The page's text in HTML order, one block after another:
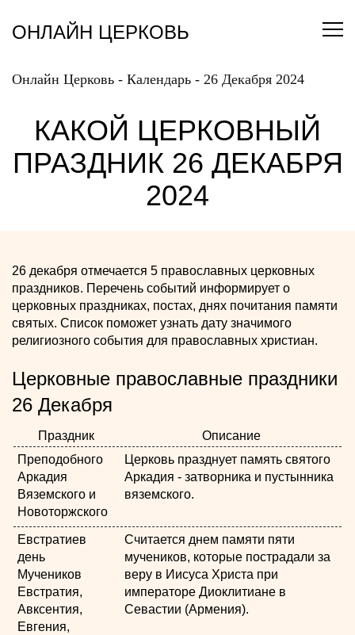
содержанию
ОНЛАЙН ЦЕРКОВЬ
Онлайн Церковь - Календарь - 26 Декабря 2024
КАКОЙ ЦЕРКОВНЫЙ
ПРАЗДНИК 26 ДЕКАБРЯ
2024
26 декабря отмечается 5 православных церковных
праздников. Перечень событий информирует о
церковных праздниках, постах, днях почитания памяти
святых. Список поможет узнать дату значимого
религиозного события для православных христиан.
Церковные православные праздники
26 Декабря
Праздник
Описание
Преподобного
Аркадия
Вяземского и
Новоторжского
Церковь празднует память святого
Аркадия - затворника и пустынника
вяземского.
Евстратиев
день
Мучеников
Евстратия,
Авксентия,
Евгения,
Считается днем памяти пяти
мучеников, которые пострадали за
веру в Иисуса Христа при
императоре Диоклитиане в
Севастии (Армения).